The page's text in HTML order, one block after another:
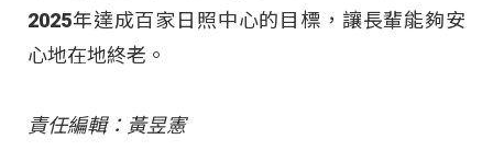
2025年達成百家日照中心的目標，讓長輩能夠安
心地在地終老。
責任編輯：黃昱憲